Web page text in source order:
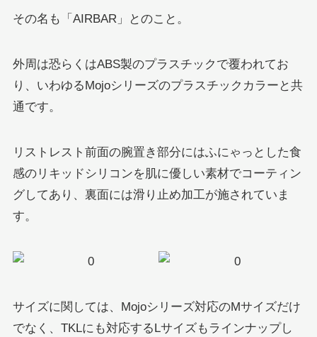
その名も「AIRBAR」とのこと。
外周は恐らくはABS製のプラスチックで覆われてお
り、いわゆるMojoシリーズのプラスチックカラーと共
通です。
リストレスト前面の腕置き部分にはふにゃっとした食
感のリキッドシリコンを肌に優しい素材でコーティン
グしてあり、裏面には滑り止め加工が施されていま
す。
サイズに関しては、Mojoシリーズ対応のMサイズだけ
でなく、TKLにも対応するLサイズもラインナップし